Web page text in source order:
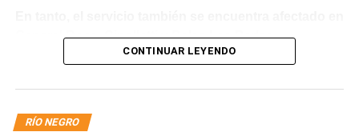
General Roca, Cipolletti y Balsa Las Perlas,
localidades donde podrían registrarse bajas de
trabaja para sostener la producción de agua potable.
Por otra parte, en Gral. E. Godoy se registran valores de
CONTINUAR LEYENDO
RÍO NEGRO